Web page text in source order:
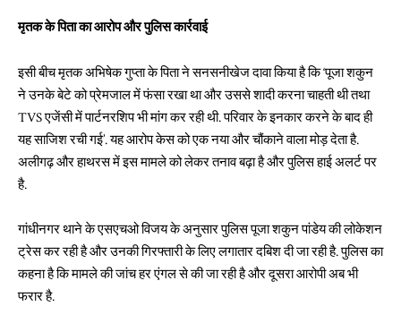
मृतक के पिता का आरोप और पुलिस कार्रवाई
इसी बीच मृतक अभिषेक गुप्ता के पिता ने सनसनीखेज दावा किया है कि ‘पूजा शकुन
ने उनके बेटे को प्रेमजाल में फंसा रखा था और उससे शादी करना चाहती थी तथा
TVS एजेंसी में पार्टनरशिप भी मांग कर रही थी. परिवार के इनकार करने के बाद ही
यह साजिश रची गई’. यह आरोप केस को एक नया और चौंकाने वाला मोड़ देता है.
अलीगढ़ और हाथरस में इस मामले को लेकर तनाव बढ़ा है और पुलिस हाई अलर्ट पर
है.
गांधीनगर थाने के एसएचओ विजय के अनुसार पुलिस पूजा शकुन पांडेय की लोकेशन
ट्रेस कर रही है और उनकी गिरफ्तारी के लिए लगातार दबिश दी जा रही है. पुलिस का
कहना है कि मामले की जांच हर एंगल से की जा रही है और दूसरा आरोपी अब भी
फरार है.